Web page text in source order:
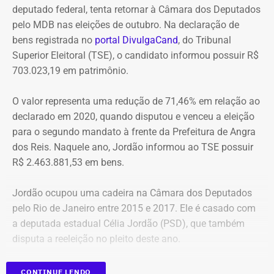
pancada, dos pequenos aos grandes, e bonecos de
silicone em tamanho adulto para que elas treinem todos
os movimentos. Ela relembra o caso de uma mulher
conseguiu se livrar das agressões do ex-marido graças às
aulas.
“Eu tive uma aluna que era bem tímida nas aulas. Parecia
ter vergonha ao fazer os movimentos de socos. Chegava
até a dar risada nos movimentos de tão sem graça que
ficava. Até que houve um dia em que ela acordou com
um soco do esposo por causa de ciúmes. Depois ele a
me contou que só conseguia pensar nos golpes dos
exercícios. Então se defendeu, conseguiu se livrar dele e
fugiu”, recorda.
Na primeira declaração de bens, apresentada em 2012, o
patrimônio era composto principalmente por um
automóvel Honda Civic, dinheiro em espécie e pequenas
quantias mantidas em conta corrente e caderneta de
poupança.
Empresas enquadradas poderão
perder benefícios fiscais e ficar fora
de licitações
Caso seja enquadrado como devedor contumaz, o
contribuinte poderá perder o acesso a benefícios fiscais e
ficará impedido de participar de licitações e de firmar
novos vínculos com a administração pública estadual.
A proposta também cria um cadastro estadual de
devedores contumazes, que deverá ser divulgado no
portal da Secretaria de Estado de Fazenda (Sefaz). A lista
trará informações como CNPJ, razão social e número do
processo administrativo e poderá ser integrada às bases
da Receita Federal e da Procuradoria-Geral da Fazenda
Nacional.
deputado federal, tenta retornar à Câmara dos Deputados
pelo MDB nas eleições de outubro. Na declaração de
bens registrada no portal DivulgaCand, do Tribunal
Superior Eleitoral (TSE), o candidato informou possuir R$
703.023,19 em patrimônio.
O valor representa uma redução de 71,46% em relação ao
declarado em 2020, quando disputou e venceu a eleição
para o segundo mandato à frente da Prefeitura de Angra
dos Reis. Naquele ano, Jordão informou ao TSE possuir
R$ 2.463.881,53 em bens.
Jordão ocupou uma cadeira na Câmara dos Deputados
pelo Rio de Janeiro entre 2015 e 2017. Ele é casado com
a deputada estadual Célia Jordão (PSD), que também
disputa a reeleição no pleito deste ano.